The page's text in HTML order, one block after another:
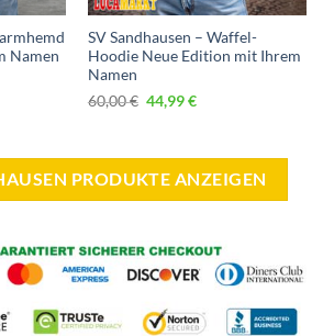
Namen
SV Sandhausen – Waffel-
Hoodie Neue Edition mit Ihrem
Namen
60,00€ Ursprünglicher
Preis
44,99€Aktueller
PRODUKTE ANZEIGEN